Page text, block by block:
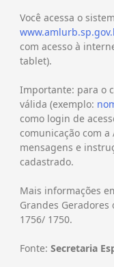
Você acessa o
com acesso à
tablet).
Importante: para o
válida (exemplo:
como login de
comunicação com a
mensagens e
cadastrado.
Mais informações
Grandes Geradores
1756/ 1750.
Fonte: Secretaria